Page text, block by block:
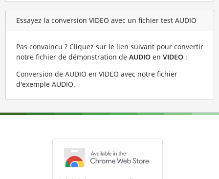
Essayez la conversion VIDEO avec un fichier test AUDIO
Pas convaincu ? Cliquez sur le lien suivant pour convertir
notre fichier de démonstration de AUDIOen VIDEO:
Conversion de AUDIO en VIDEO avec notre fichier
d'exemple AUDIO.